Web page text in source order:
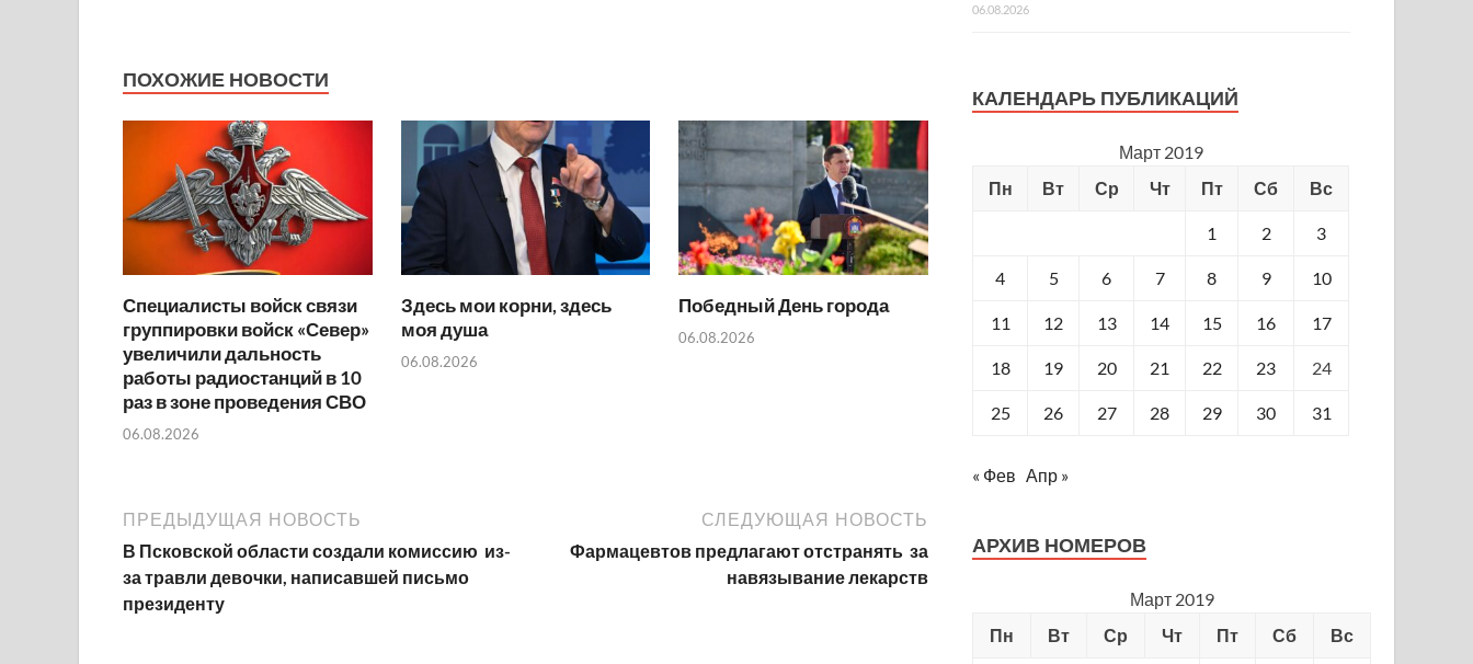
ПОХОЖИЕ НОВОСТИ
Специалисты войск связи
группировки войск «Север»
увеличили дальность
работы радиостанций в 10
раз в зоне проведения СВО
06.08.2026
Здесь мои корни, здесь
моя душа
06.08.2026
Победный День города
06.08.2026
ПРЕДЫДУЩАЯ НОВОСТЬ
В Псковской области создали комиссию из-
за травли девочки, написавшей письмо
президенту
СЛЕДУЮЩАЯ НОВОСТЬ
Фармацевтов предлагают отстранять за
навязывание лекарств
06.08.2026
КАЛЕНДАРЬ ПУБЛИКАЦИЙ
Март 2019
Пн
Вт Ср Чт Пт Сб Вс
1 2 3
4 5 6 7 8 9 10
11 12 13 14 15 16 17
18 19 20 21 22 23 24
25 26 27 28 29 30 31
« Фев Апр »
АРХИВ НОМЕРОВ
Март 2019
Пн
Вт Ср Чт Пт Сб
Вс